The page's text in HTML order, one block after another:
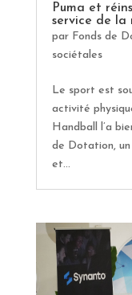
Puma et
service de la
par Fonds de
sociétales
Le sport est
activité
Handball l’a
de Dotation, un
et...